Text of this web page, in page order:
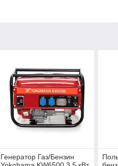
Генератор Газ/Бензин